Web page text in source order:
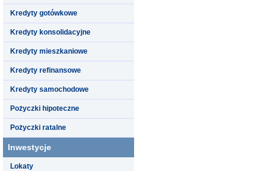
Kredyty gotówkowe
Kredyty konsolidacyjne
Kredyty mieszkaniowe
Kredyty refinansowe
Kredyty samochodowe
Pożyczki hipoteczne
Pożyczki ratalne
Inwestycje
Lokaty